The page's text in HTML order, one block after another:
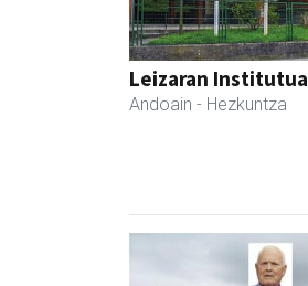
Leizaran Institutua
Andoain - Hezkuntza